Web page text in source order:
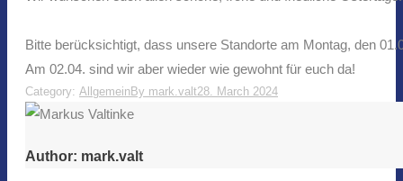
Bitte berücksichtigt, dass unsere Standorte am Montag, den
Am 02.04. sind wir aber wieder wie gewohnt für euch da!
Category: AllgemeinBy mark.valt28. March 2024
Author: mark.valt